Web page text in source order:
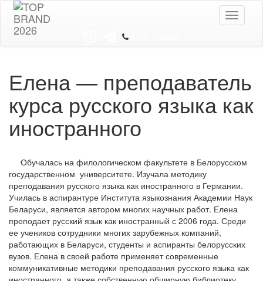
Toggle
Елена — преподаватель
курса русского языка как
иностранного
Обучалась на филологическом факультете в Белорусском
государственном университете. Изучала методику
преподавания русского языка как иностранного в Германии.
Училась в аспирантуре Института языкознания Академии Наук
Беларуси, является автором многих научных работ. Елена
преподает русский язык как иностранный с 2006 года. Среди
ее учеников сотрудники многих зарубежных компаний,
работающих в Беларуси, студенты и аспиранты белорусских
вузов. Елена в своей работе применяет современные
коммуникативные методики преподавания русского языка как